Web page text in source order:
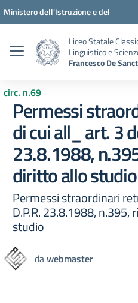
Vai ai contenuti
Vai al menu di navigazione
Vai al footer
Ministero dell'Istruzione e del
Liceo Statale
Linguistico e
Francesco De
circ. n.69
Permessi
di cui all_ art. 3
23.8.1988,
diritto allo studio
Permessi straordinari
D.P.R. 23.8.1988,
studio
dawebmaster